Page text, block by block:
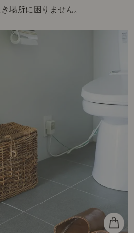
場所に困りません。